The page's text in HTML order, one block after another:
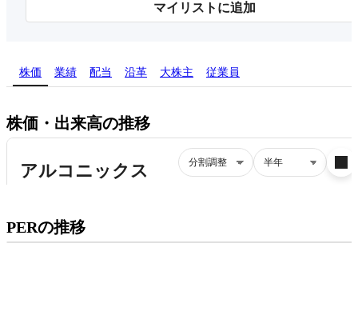
マイリストに追加
株価 業績 配当 沿革 大株主 従業員
株価・出来高の推移
PERの推移プレミアム会員にご登録いただくと、
PERの推移にアクセスできます。